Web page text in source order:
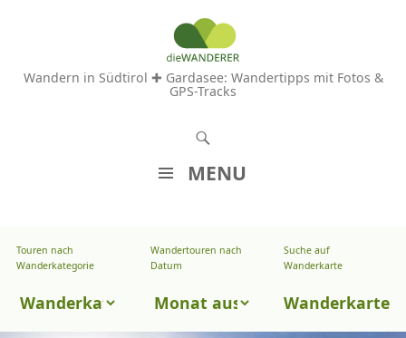
Wandern in Südtirol ✚ Gardasee: Wandertipps mit Fotos &
GPS-Tracks
MENU
M
Touren nach
Wanderkategorie
Touren
Wandertouren nach
Datum
Wandertouren
Datum
Suche auf
Wanderkarte
Wanderkarte